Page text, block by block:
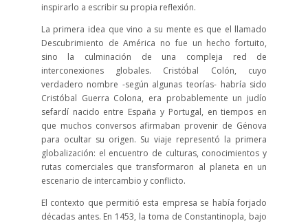
inspirarlo a escribir su propia reflexión.
La primera idea que vino a su mente es que el llamado
Descubrimiento de América no fue un hecho fortuito,
sino la culminación de una compleja red de
interconexiones globales. Cristóbal Colón, cuyo
verdadero nombre -según algunas teorías- habría sido
Cristóbal Guerra Colona, era probablemente un judío
sefardí nacido entre España y Portugal, en tiempos en
que muchos conversos afirmaban provenir de Génova
para ocultar su origen. Su viaje representó la primera
globalización: el encuentro de culturas, conocimientos y
rutas comerciales que transformaron al planeta en un
escenario de intercambio y conflicto.
El contexto que permitió esta empresa se había forjado
décadas antes. En 1453, la toma de Constantinopla, bajo